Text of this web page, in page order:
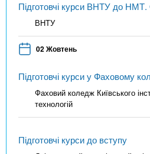
Підготовчі курси ВНТУ до НМТ.
ВНТУ
02 Жовтень
Підготовчі курси у Фаховому
Фаховий коледж Київського
технологій
Підготовчі курси до вступу